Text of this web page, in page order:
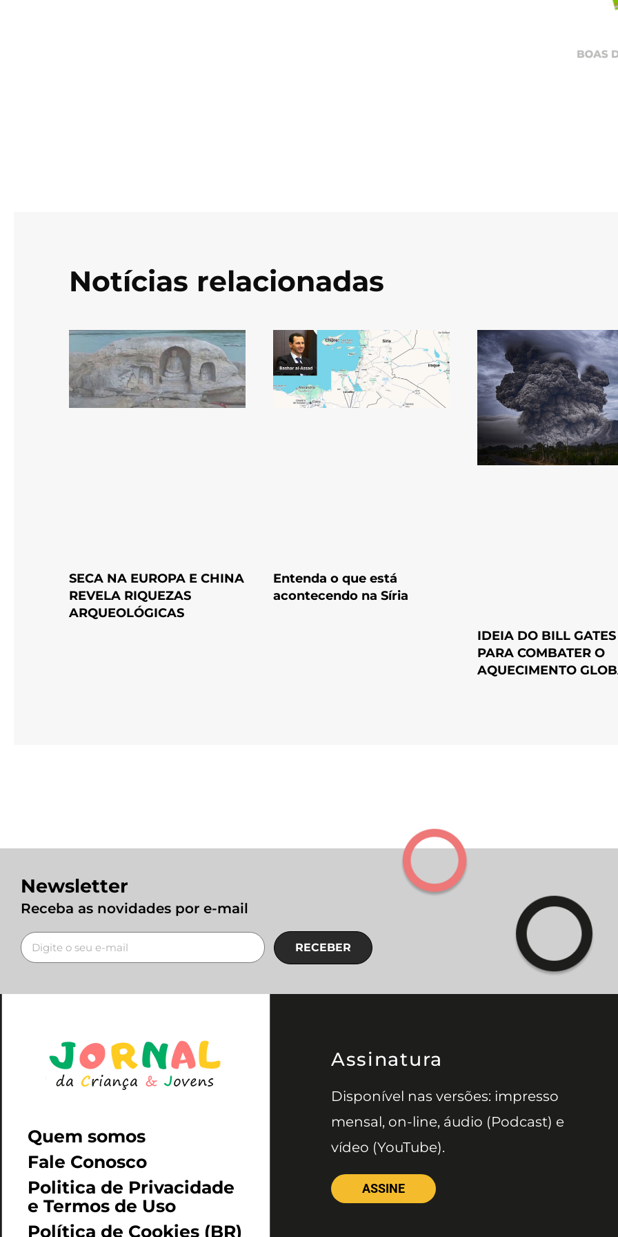
Notícias relacionadas
SECA NA EUROPA E CHINA
REVELA RIQUEZAS
ARQUEOLÓGICAS
Entenda o que está
acontecendo na Síria
IDEIA DO BILL GATES
PARA COMBATER O
AQUECIMENTO
Newsletter
Receba as novidades por e-mail
RECEBER
Quem somos
Fale Conosco
Politica de Privacidade
e Termos de Uso
Política de Cookies (BR)
Assinatura
Disponível nas versões: impresso
mensal, on-line, áudio (Podcast) e
vídeo (YouTube).
ASSINE